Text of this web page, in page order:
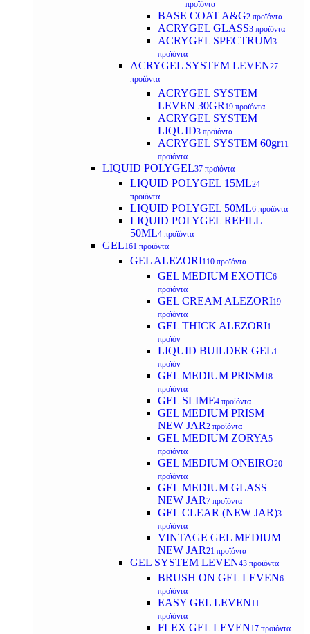
προϊόντα
BASE COAT A&G2 προϊόντα
ACRYGEL GLASS3 προϊόντα
ACRYGEL SPECTRUM3
προϊόντα
ACRYGEL SYSTEM LEVEN27
προϊόντα
ACRYGEL SYSTEM
LEVEN 30GR 19 προϊόντα
ACRYGEL SYSTEM
LIQUID3 προϊόντα
ACRYGEL SYSTEM 60gr11
προϊόντα
LIQUID POLYGEL37 προϊόντα
LIQUID POLYGEL 15ML24
προϊόντα
LIQUID POLYGEL 50ML6 προϊόντα
LIQUID POLYGEL REFILL
50ML4 προϊόντα
GEL161 προϊόντα
GEL ALEZORI110 προϊόντα
GEL MEDIUM EXOTIC6
προϊόντα
GEL CREAM ALEZORI19
προϊόντα
GEL THICK ALEZORI1
προϊόν
LIQUID BUILDER GEL1
προϊόν
GEL MEDIUM PRISM18
προϊόντα
GEL SLIME4 προϊόντα
GEL MEDIUM PRISM
NEW JAR2 προϊόντα
GEL MEDIUM ZORYA5
προϊόντα
GEL MEDIUM ONEIRO20
προϊόντα
GEL MEDIUM GLASS
NEW JAR7 προϊόντα
GEL CLEAR (NEW JAR)3
προϊόντα
VINTAGE GEL MEDIUM
NEW JAR21 προϊόντα
GEL SYSTEM LEVEN43 προϊόντα
BRUSH ON GEL LEVEN6
προϊόντα
EASY GEL LEVEN11
προϊόντα
FLEX GEL LEVEN17 προϊόντα